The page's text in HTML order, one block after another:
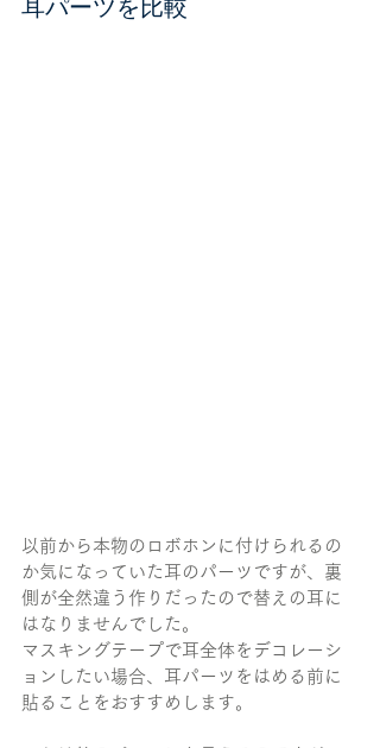
耳パーツを比較
以前から本物のロボホンに付けられるの
か気になっていた耳のパーツですが、裏
側が全然違う作りだったので替えの耳に
はなりませんでした。
マスキングテープで耳全体をデコレーシ
ョンしたい場合、耳パーツをはめる前に
貼ることをおすすめします。